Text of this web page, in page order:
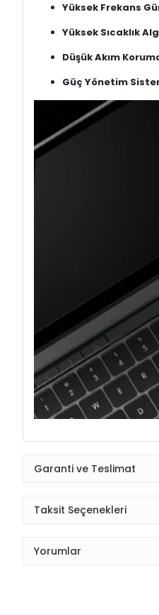
Yüksek Frekans
Yüksek Sıcaklık
Düşük Akım
Güç Yönetim
Garanti ve Teslimat
Taksit Seçenekleri
Yorumlar